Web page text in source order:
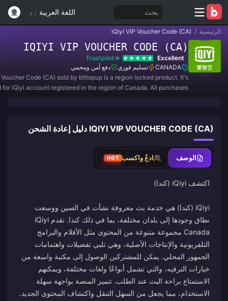
بحث اللغة العربية /
الرئيسية /
iQiyi VIP Voucher Code (CA)
IQIYI VIP VOUCHER CODE (CA)
Excellent
Trustpilot
CANADA
تسليم فوري
دفع آمن ومحمي
Code (CA) sold by bittopup is a region locked product. It's
for iQiyi account registered in the region of Canada. All purchases
IQIYI VIP VOUCHER CODE (CA) دليل إعادة الشحن
الوصف ادعُ واكسب HOT
iQiyi (كندا) هي خدمة بث معروفة نشأت في الصين ووسعت
نطاق وجودها إلى بلدان مختلفة، بما في ذلك كندا. تقدم iQiyi
Canada مجموعة متنوعة من المحتوى مثل الأفلام والبرامج
التلفزيونية والإنتاجات الأصلية، وهي تلبي تفضيلات واهتمامات
الجمهور المحلي. يمكن للمشتركين الوصول إلى مكتبة واسعة من
خيارات الترفيه، والتي تشمل أنواعًا ولغات مختلفة، ويمكنهم
الاستمتاع براحة البث عند الطلب. تتميز المنصة بواجهة سهلة